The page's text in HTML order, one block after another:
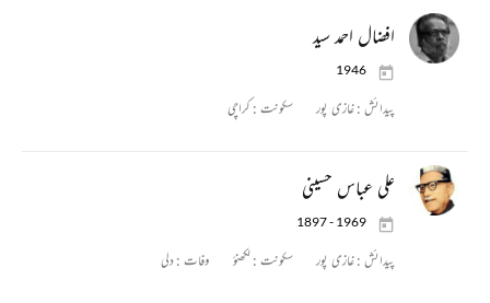
افضال احمد سید
1946
پیدائش :غازی پور سکونت :کراچی
علی عباس حسینی
1897 - 1969
پیدائش :غازی پور سکونت : لکھنؤ وفات :دلی